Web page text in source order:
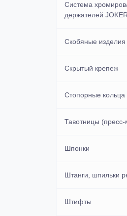
Система
держателей JOKER
Скобяные изделия
Скрытый крепеж
Стопорные кольца
Тавотницы (пресс-
Шпонки
Штанги, шпильки
Оцинкованные
Штифты